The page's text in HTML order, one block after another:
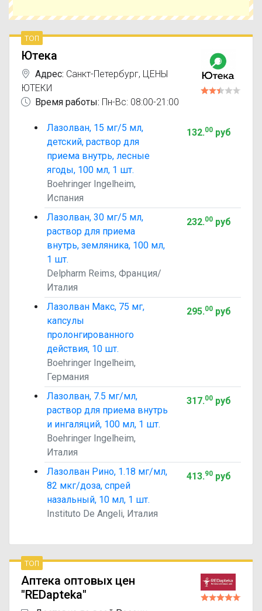
оптимальный вариант по цене и наличию.
топ
Ютека
Адрес: Санкт-Петербург, ЦЕНЫ
ЮТЕКИ
Время работы: Пн-Вс: 08:00-21:00
Лазолван, 15 мг/5 мл,
детский, раствор для
приема внутрь, лесные
ягоды, 100 мл, 1 шт.
Boehringer Ingelheim,
Испания
132.00руб
Лазолван, 30 мг/5 мл,
раствор для приема
внутрь, земляника, 100 мл,
1 шт.
Delpharm Reims, Франция/
Италия
232.00руб
Лазолван Макс, 75 мг,
капсулы
пролонгированного
действия, 10 шт.
Boehringer Ingelheim,
Германия
295.00руб
Лазолван, 7.5 мг/мл,
раствор для приема внутрь
и ингаляций, 100 мл, 1 шт.
Boehringer Ingelheim,
Италия
317.00руб
Лазолван Рино, 1.18 мг/мл,
82 мкг/доза, спрей
назальный, 10 мл, 1 шт.
Instituto De Angeli, Италия
413.90руб
топ
Аптека оптовых цен
"REDapteka"